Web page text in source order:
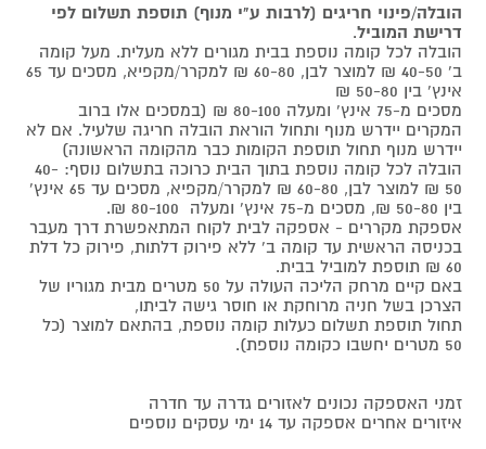
הובלה/פינוי חריגים (לרבות ע"י מנוף) תוספת תשלום לפי
דרישת המוביל.
הובלה לכל קומה נוספת בבית מגורים ללא מעלית. מעל קומה
ב' 40-50 ₪ למוצר לבן, 60-80 ₪ למקרר/מקפיא, מסכים עד 65
אינץ' בין 50-80 ₪
מסכים מ-75 אינץ' ומעלה 80-100 ₪ (במסכים אלו ברוב
המקרים יידרש מנוף ותחול הוראת הובלה חריגה שלעיל. אם לא
יידרש מנוף תחול תוספת הקומות כבר מהקומה הראשונה)
הובלה לכל קומה נוספת בתוך הבית כרוכה בתשלום נוסף: 40-
50 ₪ למוצר לבן, 60-80 ₪ למקרר/מקפיא, מסכים עד 65 אינץ'
בין 50-80 ₪, מסכים מ-75 אינץ' ומעלה 80-100 ₪.
אספקת מקררים - אספקה לבית לקוח המתאפשרת דרך מעבר
בכניסה הראשית עד קומה ב' ללא פירוק דלתות, פירוק כל דלת
60 ₪ תוספת למוביל בבית.
באם קיים מרחק הליכה העולה על 50 מטרים מבית מגוריו של
הצרכן בשל חניה מרוחקת או חוסר גישה לביתו,
תחול תוספת תשלום כעלות קומה נוספת, בהתאם למוצר (כל
50 מטרים יחשבו כקומה נוספת).
זמני האספקה נכונים לאזורים גדרה עד חדרה
איזורים אחרים אספקה עד 14 ימי עסקים נוספים